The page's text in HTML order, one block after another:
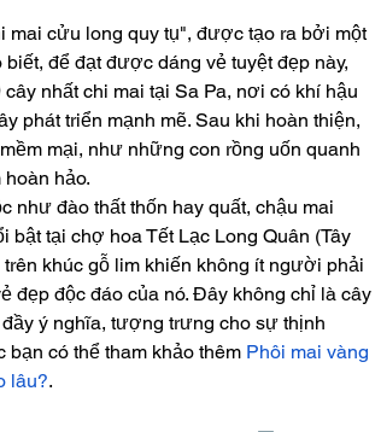
mai cửu long quy tụ", được tạo ra bởi một
để đạt được dáng vẻ tuyệt đẹp này,
nhất chi mai tại Sa Pa, nơi có khí hậu
phát triển mạnh mẽ. Sau khi hoàn thiện,
mại, như những con rồng uốn quanh
hảo.
như đào thất thốn hay quất, chậu mai
bật tại chợ hoa Tết Lạc Long Quân (Tây
khúc gỗ lim khiến không ít người phải
đẹp độc đáo của nó. Đây không chỉ là cây
ý nghĩa, tượng trưng cho sự thịnh
có thể tham khảo thêm Phôi mai vàng
lâu?.